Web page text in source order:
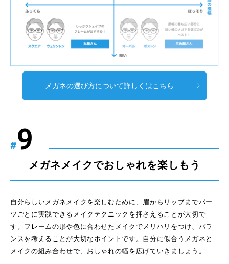
メガネの選び方について詳しくはこちら
#
メガネメイクでおしゃれを楽しもう
自分らしいメガネメイクを楽しむために、眉からリップまでパー
ツごとに実践できるメイクテクニックを押さえることが大切で
す。フレームの形や色に合わせたメイクでメリハリをつけ、バラ
ンスを考えることが大切なポイントです。自分に似合うメガネと
メイクの組み合わせで、おしゃれの幅を広げていきましょう。